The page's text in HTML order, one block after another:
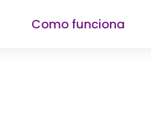
Como funciona